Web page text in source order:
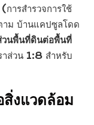
ารสำรวจการใช้
ม บ้านแคปซูลโดด
วนพื้นที่ดินต่อพื้นที่
าส่วน 1:8 สำหรับ
สิ่งแวดล้อม